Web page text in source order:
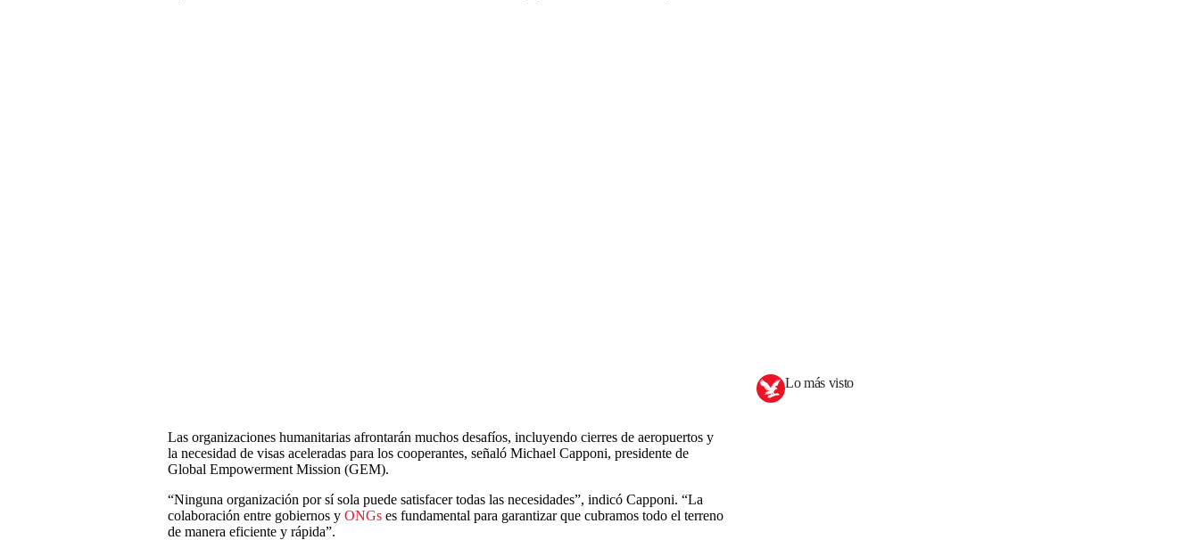
Las organizaciones humanitarias afrontarán muchos desafíos, incluyendo cierres de aeropuertos y
la necesidad de visas aceleradas para los cooperantes, señaló Michael Capponi, presidente de
Global Empowerment Mission (GEM).
“Ninguna organización por sí sola puede satisfacer todas las necesidades”, indicó Capponi. “La
colaboración entre gobiernos y ONGs es fundamental para garantizar que cubramos todo el terreno
de manera eficiente y rápida”.
Lo más visto